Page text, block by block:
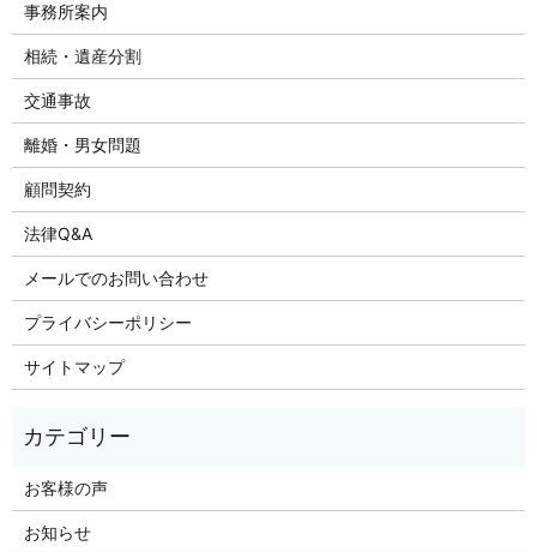
事務所案内
相続・遺産分割
交通事故
離婚・男女問題
顧問契約
法律Q&A
メールでのお問い合わせ
プライバシーポリシー
サイトマップ
お客様の声
お知らせ